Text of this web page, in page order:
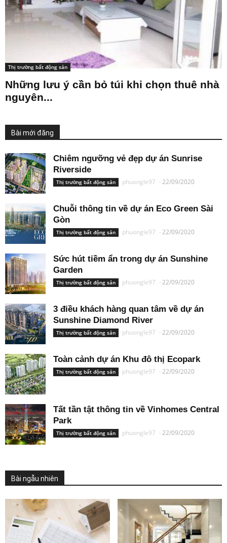
Thị trường bất động sản
Những lưu ý cần bỏ túi khi chọn thuê nhà
nguyên...
Bài mới đăng
Chiêm ngưỡng vẻ đẹp dự án Sunrise
Riverside
Thị trường bất động sản phuongle97 -22/09/2020
Chuỗi thông tin về dự án Eco Green Sài
Gòn
Thị trường bất động sản phuongle97 -22/09/2020
Sức hút tiềm ẩn trong dự án Sunshine
Garden
Thị trường bất động sản phuongle97 -22/09/2020
3 điều khách hàng quan tâm về dự án
Sunshine Diamond River
Thị trường bất động sản phuongle97 -22/09/2020
Toàn cảnh dự án Khu đô thị Ecopark
Thị trường bất động sản phuongle97 -22/09/2020
Tất tần tật thông tin về Vinhomes Central
Park
Thị trường bất động sản phuongle97 -22/09/2020
Bài ngẫu nhiên